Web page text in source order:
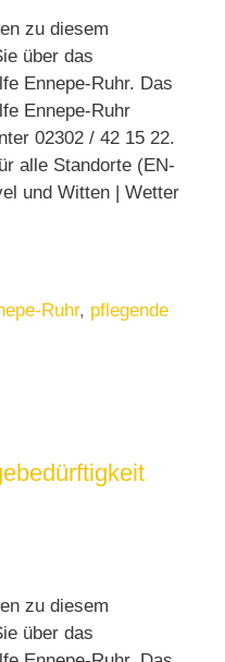
zu diesem
über das
Ennepe-Ruhr. Das
Ennepe-Ruhr
02302 / 42 15 22.
alle Standorte (EN-
und Witten | Wetter
Ruhr, pflegende
zu diesem
über das